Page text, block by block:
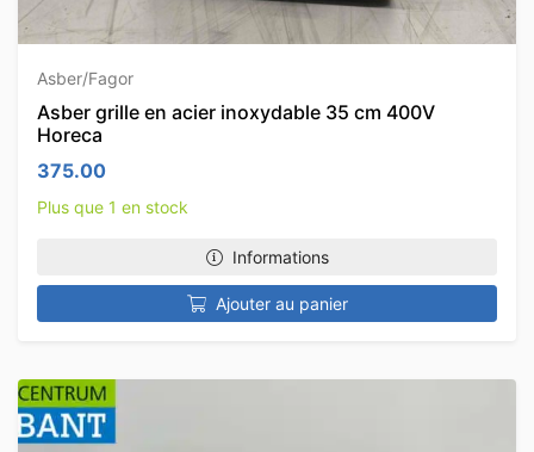
Asber/Fagor
Asber grille en acier inoxydable 35 cm 400V
Horeca
375.00
Plus que 1 en stock
Informations
Ajouter au panier